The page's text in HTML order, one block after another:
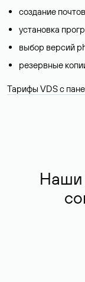
создание
установка
выбор версий
резервные
Тарифы VDS с
Наши